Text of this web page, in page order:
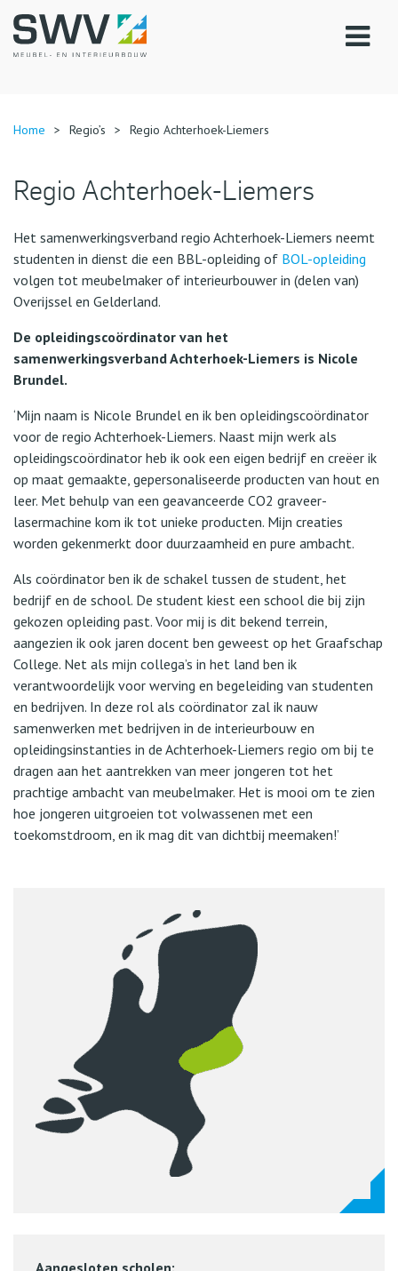
Home > Regio’s > Regio Achterhoek-Liemers
Regio Achterhoek-Liemers
Het samenwerkingsverband regio Achterhoek-Liemers neemt
studenten in dienst die een BBL-opleiding of BOL-opleiding
volgen tot meubelmaker of interieurbouwer in (delen van)
Overijssel en Gelderland.
De opleidingscoördinator van het
samenwerkingsverband Achterhoek-Liemers is Nicole
Brundel.
‘Mijn naam is Nicole Brundel en ik ben opleidingscoördinator
voor de regio Achterhoek-Liemers. Naast mijn werk als
opleidingscoördinator heb ik ook een eigen bedrijf en creëer ik
op maat gemaakte, gepersonaliseerde producten van hout en
leer. Met behulp van een geavanceerde CO2 graveer-
lasermachine kom ik tot unieke producten. Mijn creaties
worden gekenmerkt door duurzaamheid en pure ambacht.
Als coördinator ben ik de schakel tussen de student, het
bedrijf en de school. De student kiest een school die bij zijn
gekozen opleiding past. Voor mij is dit bekend terrein,
aangezien ik ook jaren docent ben geweest op het Graafschap
College. Net als mijn collega’s in het land ben ik
verantwoordelijk voor werving en begeleiding van studenten
en bedrijven. In deze rol als coördinator zal ik nauw
samenwerken met bedrijven in de interieurbouw en
opleidingsinstanties in de Achterhoek-Liemers regio om bij te
dragen aan het aantrekken van meer jongeren tot het
prachtige ambacht van meubelmaker. Het is mooi om te zien
hoe jongeren uitgroeien tot volwassenen met een
toekomstdroom, en ik mag dit van dichtbij meemaken!’
Aangesloten scholen: